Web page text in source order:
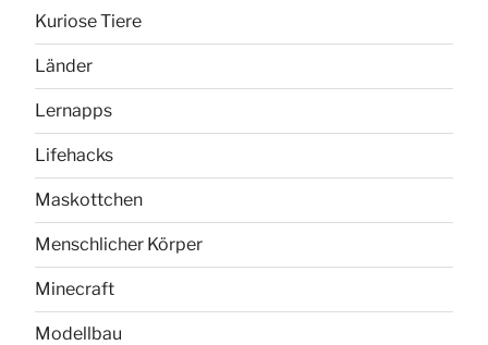
Kuriose Tiere
Länder
Lernapps
Lifehacks
Maskottchen
Menschlicher Körper
Minecraft
Modellbau